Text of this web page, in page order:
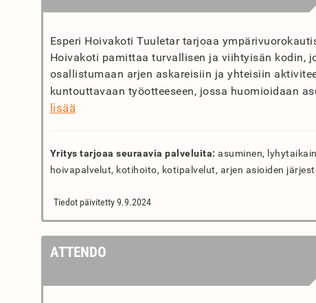
Esperi Hoivakoti Tuuletar tarjoaa
Hoivakoti pamittaa turvallisen ja viihtyisän kodin,
osallistumaan arjen askareisiin ja yhteisiin
kuntouttavaan työotteeseen, jossa huomioidaan
lisää
Yritys tarjoaa seuraavia palveluita: asuminen,
hoivapalvelut, kotihoito, kotipalvelut, arjen asioiden
Tiedot päivitetty 9.9.2024
ATTENDO